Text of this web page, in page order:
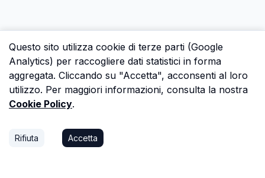
Questo sito utilizza cookie di terze parti (Google
Analytics) per raccogliere dati statistici in forma
aggregata. Cliccando su "Accetta", acconsenti al loro
utilizzo. Per maggiori informazioni, consulta la nostra
Cookie Policy.
Rifiuta Accetta